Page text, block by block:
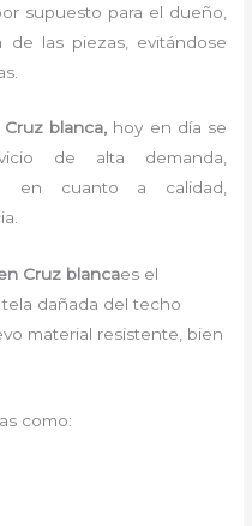
supuesto para el dueño,
de las piezas, evitándose
blanca, hoy en día se
de alta demanda,
en cuanto a calidad,
Cruz blancaes el
dañada del techo
material resistente, bien
como: